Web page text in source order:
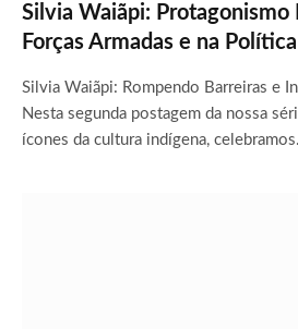
Silvia Waiãpi: Protagonismo
Forças Armadas e na Política
Silvia Waiãpi: Rompendo Barreiras e
Nesta segunda postagem da nossa
ícones da cultura indígena,